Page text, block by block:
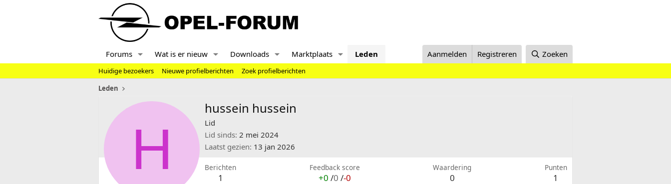
Forums Wat is er nieuw Downloads Marktplaats Leden Aanmelden Registreren Zoeken
Huidige bezoekers Nieuwe profielberichten
Zoek profielberichten
Leden
H
hussein hussein
Lid
Lid sinds 2 mei 2024
Laatst gezien 13 jan 2026
Berichten
1
Feedback score
+0 /0 /-0
Waardering
0
Punten
1